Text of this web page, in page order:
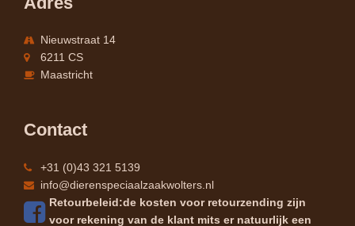
Nieuwstraat 14
6211 CS
Maastricht
Contact
+31 (0)43 321 5139
info@dierenspeciaalzaakwolters.nl
Retourbeleid:de kosten voor retourzending zijn
voor rekening van de klant mits er natuurlijk een